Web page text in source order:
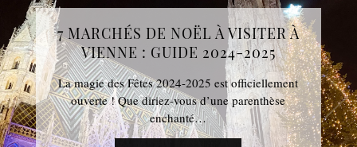
7 MARCHÉS DE NOËL À VISITER À
VIENNE : GUIDE 2024-2025
La magie des Fêtes 2024-2025 est officiellement
ouverte ! Que diriez-vous d’une parenthèse
enchanté…